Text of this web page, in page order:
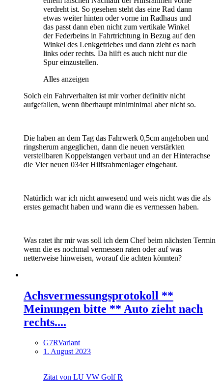
verdreht ist. So gesehen steht das eine Rad dann
etwas weiter hinten oder vorne im Radhaus und
das passt dann eben nicht zum vertikale Winkel
der Federbeins in Fahrtrichtung in Bezug auf den
Winkel des Lenkgetriebes und dann zieht es nach
links oder rechts. Da hilft es auch nicht nur die
Spur einzustellen.
Alles anzeigen
Solch ein Fahrverhalten ist mir vorher definitiv nicht
aufgefallen, wenn überhaupt miniminimal aber nicht so.
Die haben an dem Tag das Fahrwerk 0,5cm angehoben und
ringsherum angeglichen, dann die neuen verstärkten
verstellbaren Koppelstangen verbaut und an der Hinterachse
die Vier neuen 034er Hilfsrahmenlager eingebaut.
Natürlich war ich nicht anwesend und weis nicht was die als
erstes gemacht haben und wann die es vermessen haben.
Was ratet ihr mir was soll ich dem Chef beim nächsten Termin
wenn die es nochmal vermessen raten oder auf was
netterweise hinweisen, worauf die achten könnten?
Achsvermessungsprotokoll **
Meinungen bitte ** Auto zieht nach
rechts....
G7RVariant
1. August 2023
Zitat von LU VW Golf R